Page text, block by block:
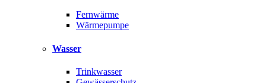
Fernwärme
Wärmepumpe
Wasser
Trinkwasser